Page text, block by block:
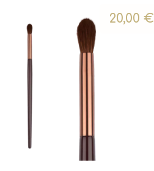
20,00€